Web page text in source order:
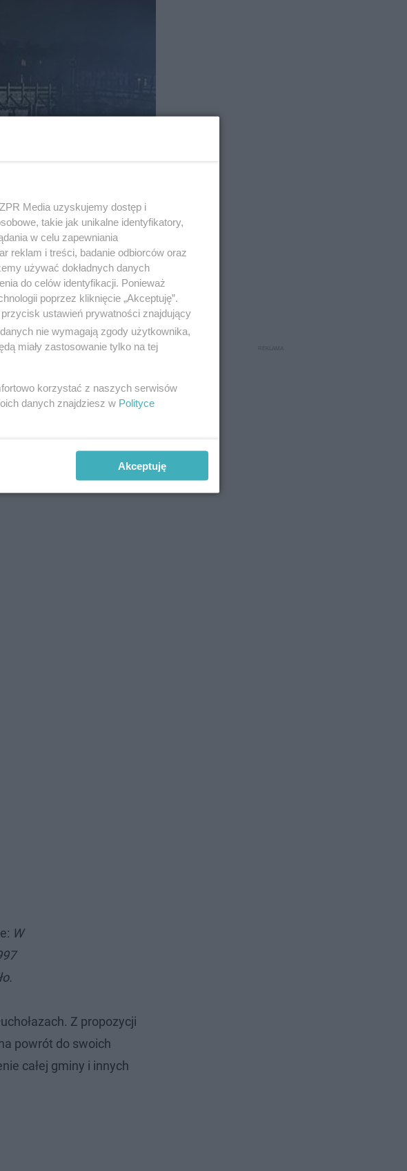
W
Z propozycji
powrót do swoich
całej gminy i innych
Media uzyskujemy dostęp i
takie jak unikalne identyfikatory,
w celu zapewniania
reklam i treści, badanie odbiorców oraz
używać dokładnych danych
do celów identyfikacji. Ponieważ
poprzez kliknięcie „Akceptuję”.
ustawień prywatności znajdujący
nie wymagają zgody użytkownika,
miały zastosowanie tylko na tej
korzystać z naszych serwisów
danych znajdziesz w Polityce
Akceptuję